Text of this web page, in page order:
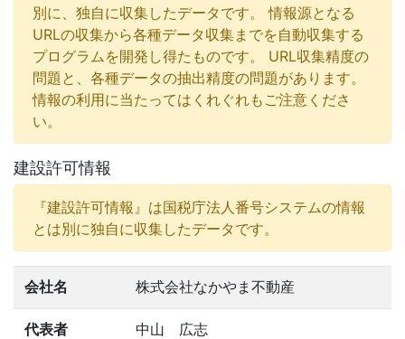
別に、独自に収集したデータです。 情報源となる
URLの収集から各種データ収集までを自動収集する
プログラムを開発し得たものです。 URL収集精度の
問題と、各種データの抽出精度の問題があります。
情報の利用に当たってはくれぐれもご注意くださ
い。
建設許可情報
『建設許可情報』は国税庁法人番号システムの情報
とは別に独自に収集したデータです。
会社名 株式会社なかやま不動産
代表者 中山 広志